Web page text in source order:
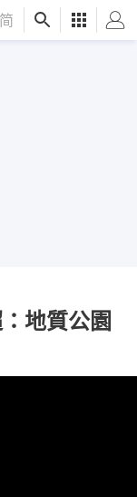
简
地質公園